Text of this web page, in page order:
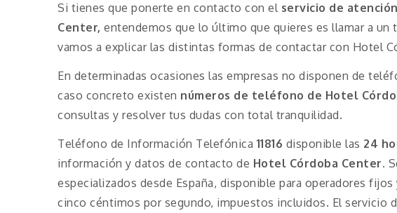
Si tienes que ponerte en contacto con el servicio de
Center, entendemos que lo último que quieres es llamar a
vamos a explicar las distintas formas de contactar con Hotel
En determinadas ocasiones las empresas no disponen de
caso concreto existen números de teléfono de Hotel
consultas y resolver tus dudas con total tranquilidad.
Teléfono de Información Telefónica 11816 disponible las 24
información y datos de contacto de Hotel Córdoba Center.
especializados desde España, disponible para operadores
cinco céntimos por segundo, impuestos incluidos. El servicio